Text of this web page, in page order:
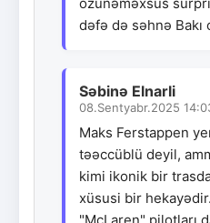
dəfə də səhnə Bakı
Səbinə Elnarli
08.Sentyabr.2025
Maks Ferstappen
təəccüblü deyil,
kimi ikonik bir
xüsusi bir